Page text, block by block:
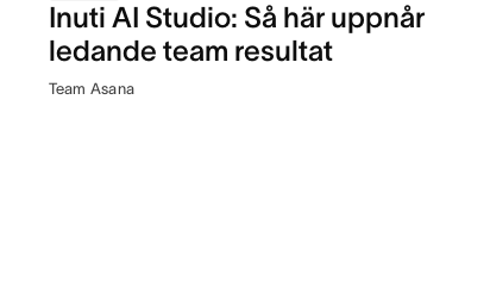
Inuti AI Studio: Så här uppnår
ledande team resultat
Team Asana